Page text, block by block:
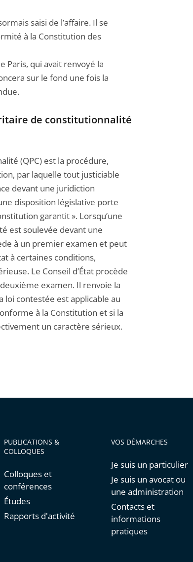
saisi de l’affaire. Il se
à la Constitution des
Paris, qui avait renvoyé la
sur le fond une fois la
de constitutionnalité
(QPC) est la procédure,
par laquelle tout justiciable
devant une juridiction
disposition législative porte
garantit ». Lorsqu’une
est soulevée devant une
à un premier examen et peut
à certaines conditions,
Le Conseil d’État procède
examen. Il renvoie la
loi contestée est applicable au
à la Constitution et si la
un caractère sérieux.
PUBLICATIONS &
COLLOQUES
Colloques et
conférences
Études
Rapports d'activité
VOS DÉMARCHES
Je suis un particulier
Je suis un avocat ou
une administration
Contacts et
informations
pratiques